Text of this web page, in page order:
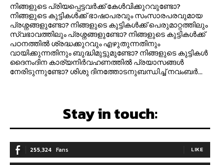
നിങ്ങളുടെ പ്രിയപ്പെട്ടവർക്ക് കേൾവിക്കുറവുണ്ടോ?
നിങ്ങളുടെ കുട്ടികൾക്ക് ഭാഷാപരവും സംസാരപരവുമായ
പ്രശ്നങ്ങളുണ്ടോ? നിങ്ങളുടെ കുട്ടികൾക്ക് പെരുമാറ്റത്തിലും
സ്വഭാവത്തിലും പ്രശ്നങ്ങളുണ്ടോ? നിങ്ങളുടെ കുട്ടികൾക്ക്
പഠനത്തിൽ ശ്രദ്ധക്കുറവും എഴുതുന്നതിനും
വായിക്കുന്നതിനും ബുദ്ധിമുട്ടുമുണ്ടോ? നിങ്ങളുടെ കുട്ടികൾ
ദൈനംദിന കാര്യനിർവഹണത്തിൽ പ്രയാസങ്ങൾ
നേരിടുന്നുണ്ടോ? ശിശു ദിനത്തോടനുബന്ധിച്ച് നവംബർ...
Stay in touch:
255,324 Fans LIKE